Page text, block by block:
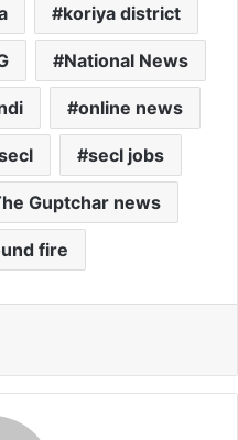
koriya district
National News
online news
secl jobs
Guptchar news
fire